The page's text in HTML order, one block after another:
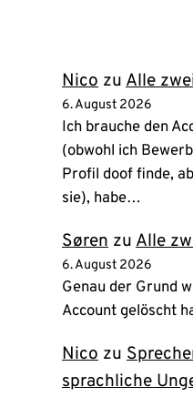
Nico zu Alle
6. August 2026
Ich brauche den
(obwohl ich
Profil doof finde,
sie), habe…
Søren zu Alle
6. August 2026
Genau der Grund
Account gelöscht
Nico zu
sprachliche